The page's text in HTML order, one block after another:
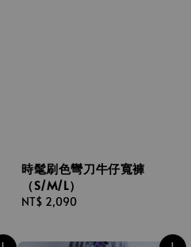
時髦刷色彎刀牛仔寬褲
（S/M/L）
Regular
NT$ 2,090